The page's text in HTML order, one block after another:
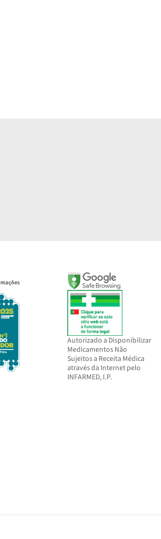
Autorizado a Disponibilizar
Medicamentos Não
Sujeitos a Receita Médica
através da Internet pelo
INFARMED, I.P.